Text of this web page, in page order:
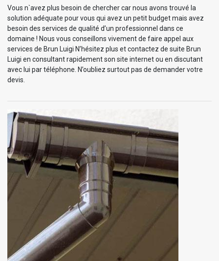
Vous n`avez plus besoin de chercher car nous avons trouvé la
solution adéquate pour vous qui avez un petit budget mais avez
besoin des services de qualité d’un professionnel dans ce
domaine ! Nous vous conseillons vivement de faire appel aux
services de Brun Luigi N’hésitez plus et contactez de suite Brun
Luigi en consultant rapidement son site internet ou en discutant
avec lui par téléphone. N’oubliez surtout pas de demander votre
devis.